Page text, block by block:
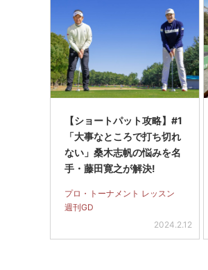
【ショートパット攻略】#1
「大事なところで打ち切れ
ない」桑木志帆の悩みを名
手・藤田寛之が解決!
プロ・トーナメント レッスン
週刊GD
2024.2.12